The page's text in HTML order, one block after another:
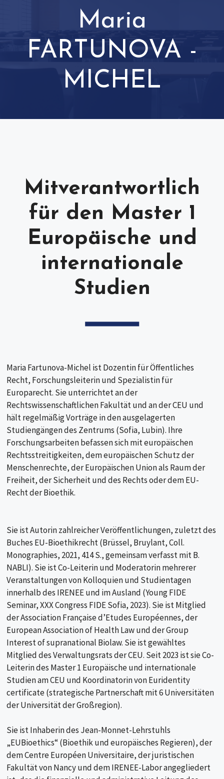
Maria
FARTUNOVA -
MICHEL
Mitverantwortlich
für den Master 1
Europäische und
internationale
Studien
Maria Fartunova-Michel ist Dozentin für Öffentliches
Recht, Forschungsleiterin und Spezialistin für
Europarecht. Sie unterrichtet an der
Rechtswissenschaftlichen Fakultät und an der CEU und
hält regelmäßig Vorträge in den ausgelagerten
Studiengängen des Zentrums (Sofia, Lubin). Ihre
Forschungsarbeiten befassen sich mit europäischen
Rechtsstreitigkeiten, dem europäischen Schutz der
Menschenrechte, der Europäischen Union als Raum der
Freiheit, der Sicherheit und des Rechts oder dem EU-
Recht der Bioethik.
Sie ist Autorin zahlreicher Veröffentlichungen, zuletzt des
Buches EU-Bioethikrecht (Brüssel, Bruylant, Coll.
Monographies, 2021, 414 S., gemeinsam verfasst mit B.
NABLI). Sie ist Co-Leiterin und Moderatorin mehrerer
Veranstaltungen von Kolloquien und Studientagen
innerhalb des IRENEE und im Ausland (Young FIDE
Seminar, XXX Congress FIDE Sofia, 2023). Sie ist Mitglied
der Association Française d’Etudes Européennes, der
European Association of Health Law und der Group
Interest of supranational Biolaw. Sie ist gewähltes
Mitglied des Verwaltungsrats der CEU. Seit 2023 ist sie Co-
Leiterin des Master 1 Europäische und internationale
Studien am CEU und Koordinatorin von Euridentity
certificate (strategische Partnerschaft mit 6 Universitäten
der Universität der Großregion).
Sie ist Inhaberin des Jean-Monnet-Lehrstuhls
„EUBioethics“ (Bioethik und europäisches Regieren), der
dem Centre Européen Universitaire, der juristischen
Fakultät von Nancy und dem IRENEE-Labor angegliedert